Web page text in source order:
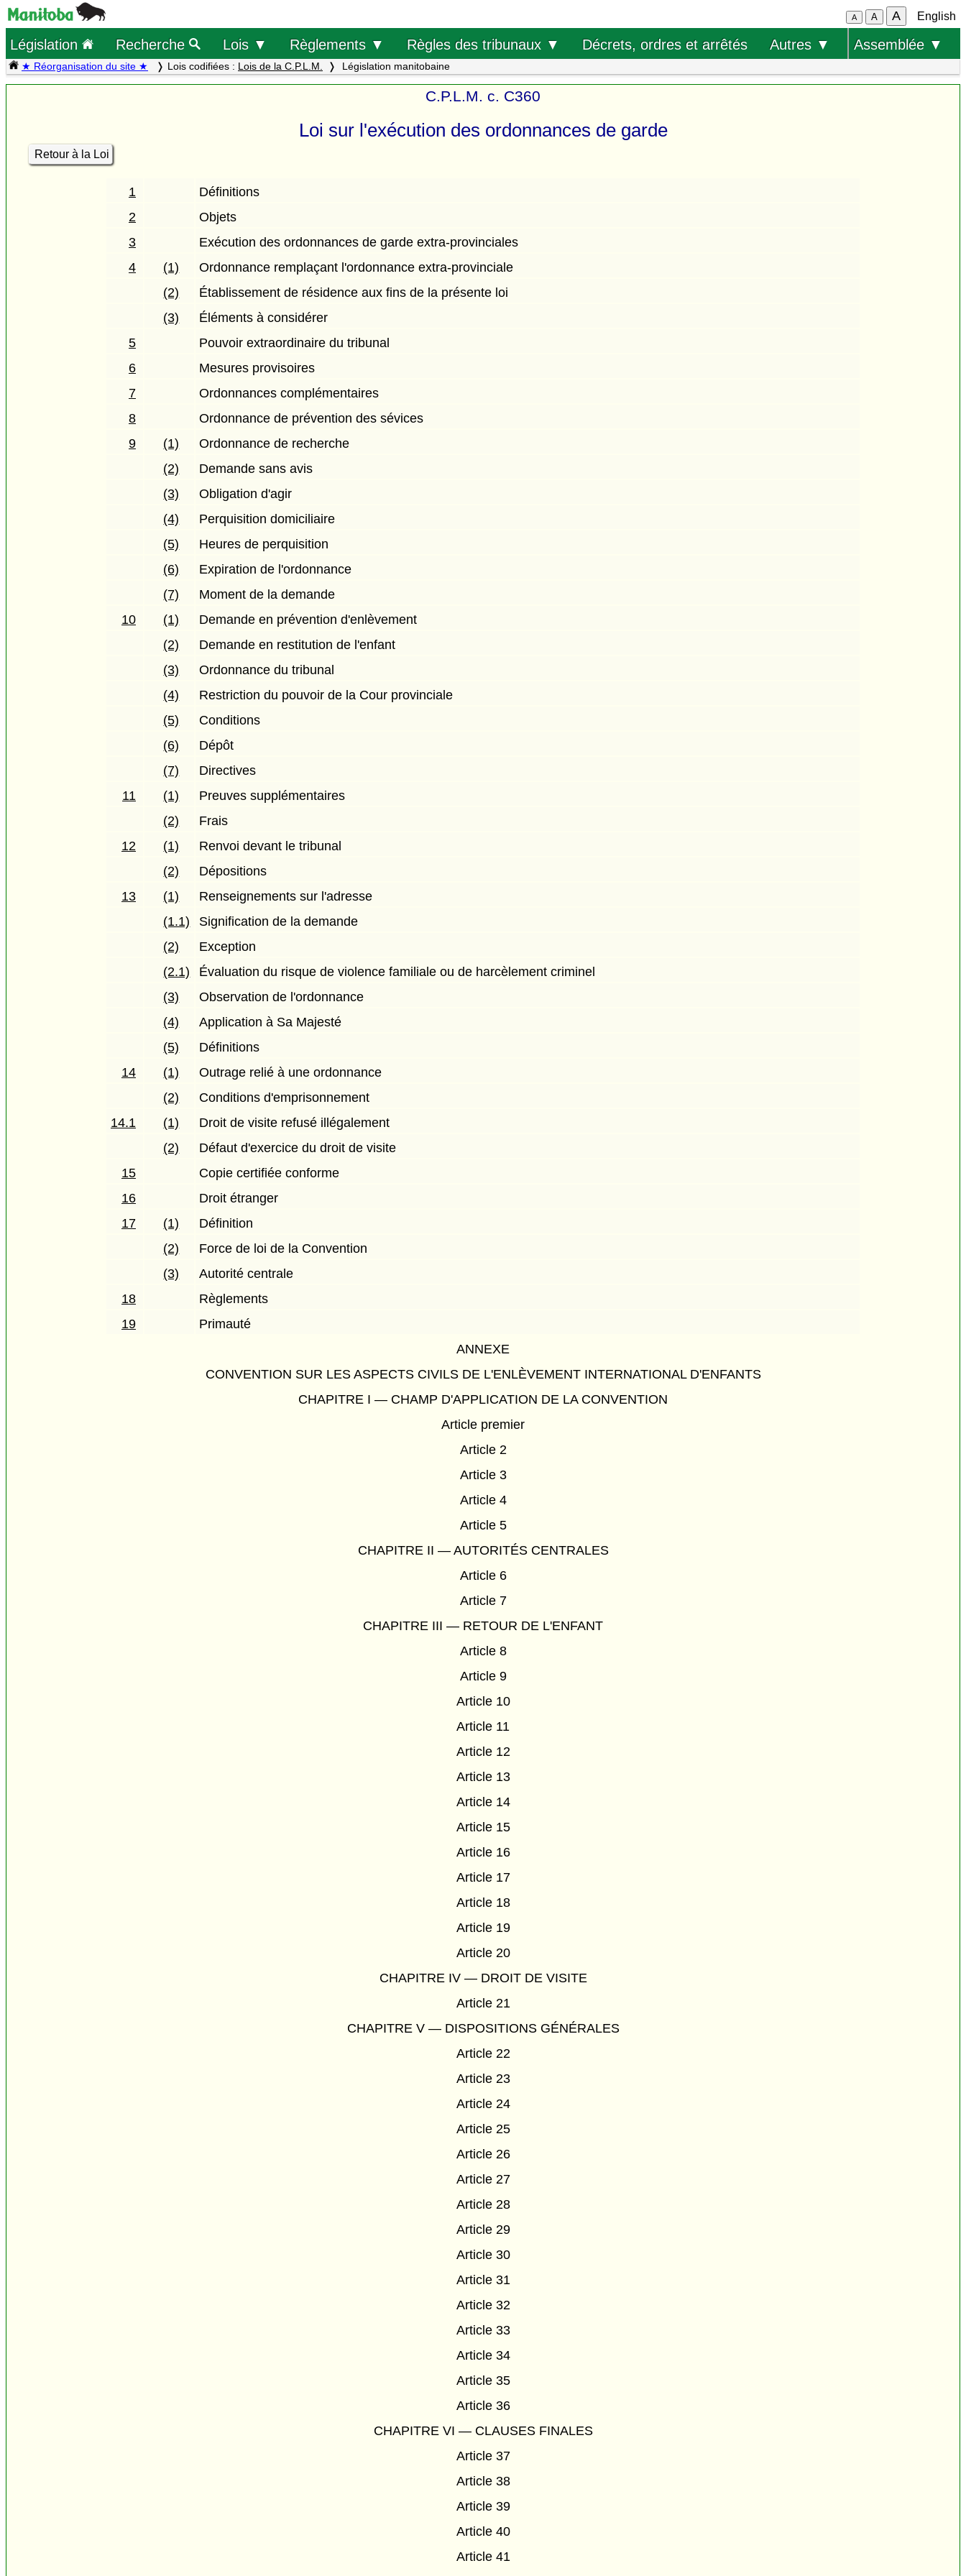
A A A English
Législation Recherche Lois ▼ Règlements ▼ Règles des tribunaux ▼ Décrets, ordres et arrêtés Autres ▼ Assemblée ▼
★ Réorganisation du site ★ Lois codifiées : Lois de la C.P.L.M. Législation manitobaine
C.P.L.M. c. C360
Loi sur l'exécution des ordonnances de garde
Retour à la Loi
1
Définitions
2
Objets
3
Exécution des ordonnances de garde extra-provinciales
4
(1)
Ordonnance remplaçant l'ordonnance extra-provinciale
(2)
Établissement de résidence aux fins de la présente loi
(3)
Éléments à considérer
5
Pouvoir extraordinaire du tribunal
6
Mesures provisoires
7
Ordonnances complémentaires
8
Ordonnance de prévention des sévices
9
(1)
Ordonnance de recherche
(2)
Demande sans avis
(3)
Obligation d'agir
(4)
Perquisition domiciliaire
(5)
Heures de perquisition
(6)
Expiration de l'ordonnance
(7)
Moment de la demande
10
(1)
Demande en prévention d'enlèvement
(2)
Demande en restitution de l'enfant
(3)
Ordonnance du tribunal
(4)
Restriction du pouvoir de la Cour provinciale
(5)
Conditions
(6)
Dépôt
(7)
Directives
11
(1)
Preuves supplémentaires
(2)
Frais
12
(1)
Renvoi devant le tribunal
(2)
Dépositions
13
(1)
Renseignements sur l'adresse
(1.1)
Signification de la demande
(2)
Exception
(2.1)
Évaluation du risque de violence familiale ou de harcèlement criminel
(3)
Observation de l'ordonnance
(4)
Application à Sa Majesté
(5)
Définitions
14
(1)
Outrage relié à une ordonnance
(2)
Conditions d'emprisonnement
14.1
(1)
Droit de visite refusé illégalement
(2)
Défaut d'exercice du droit de visite
15
Copie certifiée conforme
16
Droit étranger
17
(1)
Définition
(2)
Force de loi de la Convention
(3)
Autorité centrale
18
Règlements
19
Primauté
ANNEXE
CONVENTION SUR LES ASPECTS CIVILS DE L'ENLÈVEMENT INTERNATIONAL D'ENFANTS
CHAPITRE I — CHAMP D'APPLICATION DE LA CONVENTION
Article premier
Article 2
Article 3
Article 4
Article 5
CHAPITRE II — AUTORITÉS CENTRALES
Article 6
Article 7
CHAPITRE III — RETOUR DE L'ENFANT
Article 8
Article 9
Article 10
Article 11
Article 12
Article 13
Article 14
Article 15
Article 16
Article 17
Article 18
Article 19
Article 20
CHAPITRE IV — DROIT DE VISITE
Article 21
CHAPITRE V — DISPOSITIONS GÉNÉRALES
Article 22
Article 23
Article 24
Article 25
Article 26
Article 27
Article 28
Article 29
Article 30
Article 31
Article 32
Article 33
Article 34
Article 35
Article 36
CHAPITRE VI — CLAUSES FINALES
Article 37
Article 38
Article 39
Article 40
Article 41